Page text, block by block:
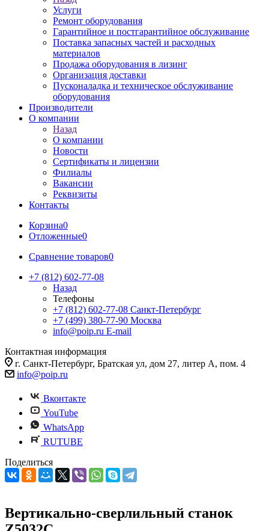
Услуги
Ремонт оборудования
Гарантийное и постгарантийное обслуживание
Поставка запасных частей и расходных
материалов
Продажа оборудования в лизинг
Организация доставки
Пусконаладка и техническое обслуживание
оборудования
Производители
О компании
Назад
О компании
Новости
Сертификаты и лицензии
Филиалы
Вакансии
Реквизиты
Контакты
Корзина0
Отложенные0
Сравнение товаров0
+7 (812) 602-77-08
Назад
Телефоны
+7 (812) 602-77-08 Санкт-Петербург
+7 (499) 380-77-90 Москва
info@poip.ru E-mail
Контактная информация
г. Санкт-Петербург, Братская ул, дом 27, литер А, пом. 4
info@poip.ru
Вконтакте
YouTube
WhatsApp
RUTUBE
Поделиться
Вертикально-сверлильный станок